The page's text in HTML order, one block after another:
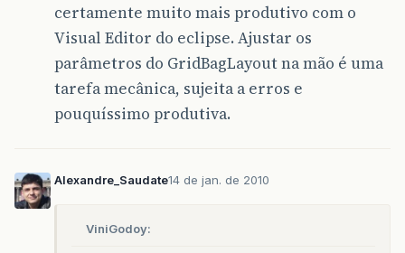
certamente muito mais produtivo com o
Visual Editor do eclipse. Ajustar os
parâmetros do GridBagLayout na mão é uma
tarefa mecânica, sujeita a erros e
pouquíssimo produtiva.
Alexandre_Saudate14 de jan. de 2010
ViniGodoy: